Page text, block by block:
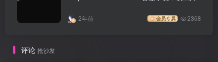
2年前 会员专属 2368
评论 抢沙发